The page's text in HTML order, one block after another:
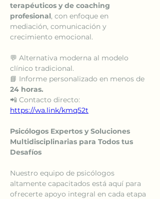
terapéuticos y de coaching
profesional, con enfoque en
mediación, comunicación y
crecimiento emocional.
💬 Alternativa moderna al modelo
clínico tradicional.
📘 Informe personalizado en menos de
24 horas.
📲 Contacto directo:
https://wa.link/kmq52t
Psicólogos Expertos y Soluciones
Multidisciplinarias para Todos tus
Desafíos
Nuestro equipo de psicólogos
altamente capacitados está aquí para
ofrecerte apoyo integral en cada etapa